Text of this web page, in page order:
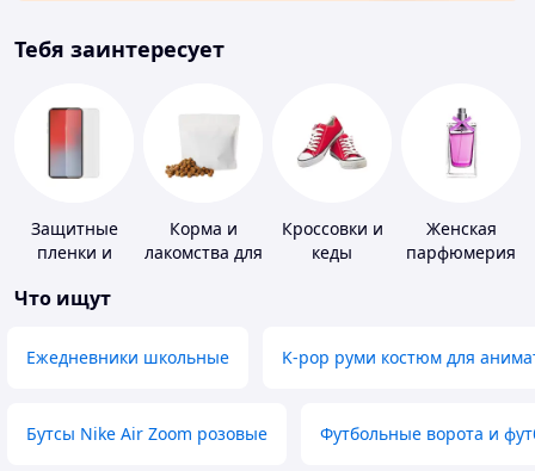
Тебя заинтересует
Защитные
пленки и
портативных
Корма и
лакомства для
Кроссовки и
кеды
Женская
парфюмерия
Что ищут
Ежедневники школьные K-pop руми костюм для
Бутсы Nike Air Zoom розовые Футбольные ворота и